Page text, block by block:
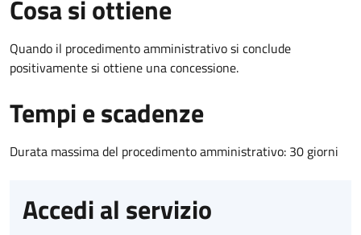
Cosa si ottiene
Quando il procedimento amministrativo si conclude
positivamente si ottiene una concessione.
Tempi e scadenze
Durata massima del procedimento amministrativo: 30 giorni
Accedi al servizio